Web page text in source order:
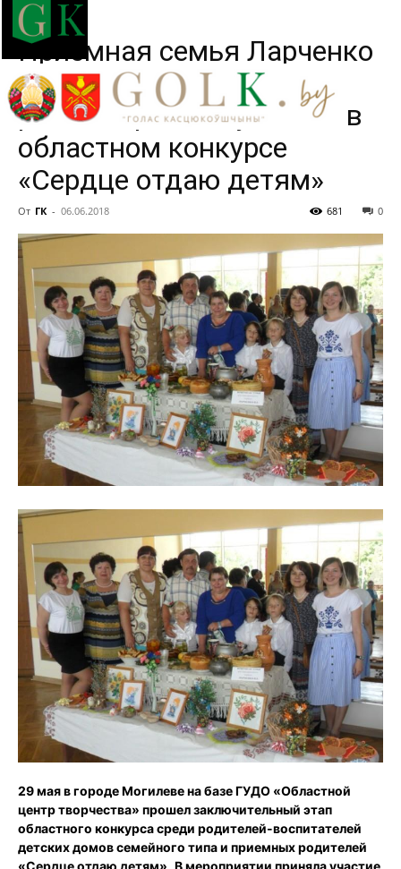
Общество
Приемная семья Ларченко
из Костюковичского
района приняла участие в
областном конкурсе
«Сердце отдаю детям»
От ГК - 06.06.2018 0
681
29 мая в городе Могилеве на базе ГУДО «Областной
центр творчества» прошел заключительный этап
областного конкурса среди родителей-воспитателей
детских домов семейного типа и приемных родителей
«Сердце отдаю детям» В мероприятии приняла участие